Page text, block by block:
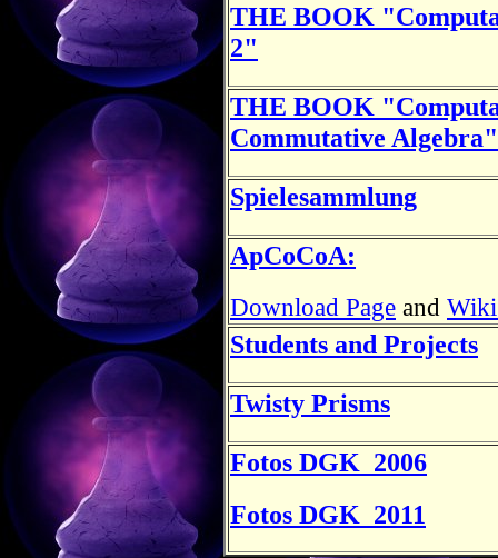
THE BOOK
2"
THE BOOK
Commutative Algebra"
Spielesammlung
ApCoCoA:
Download Page and
Students and Projects
Twisty Prisms
Fotos DGK_2006
Fotos DGK_2011